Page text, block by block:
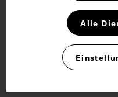
CC BY-NC-SA 4.0
Alle